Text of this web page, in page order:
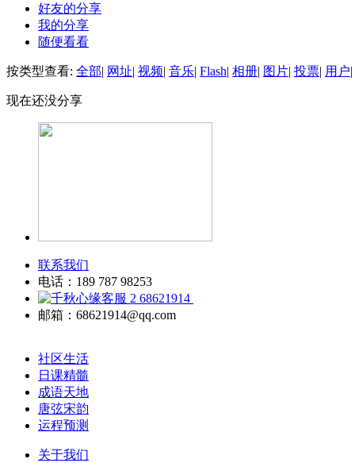
好友的分享
我的分享
随便看看
按类型查看: 全部| 网址| 视频| 音乐| Flash| 相册| 图片| 投票| 用户|
现在还没分享
联系我们
电话：189 787 98253
68621914
邮箱：68621914@qq.com
社区生活
日课精髓
成语天地
唐弦宋韵
运程预测
关于我们